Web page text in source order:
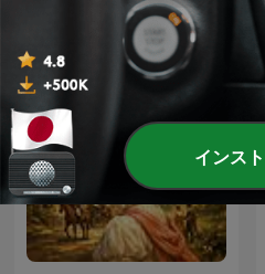
HORROR STORIES
インス